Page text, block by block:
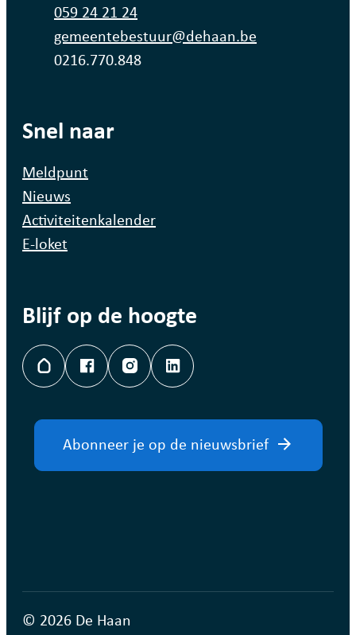
059 24 21 24
E-mailgemeentebestuur@dehaan.be
Ondernemingsnummer
0216.770.848
Snel naar
Meldpunt
Nieuws
Activiteitenkalender
E-loket
Blijf op de hoogte
Hoplr FacebookInstagramLinkedIn
Abonneer je op de nieuwsbrief
© 2026 De Haan